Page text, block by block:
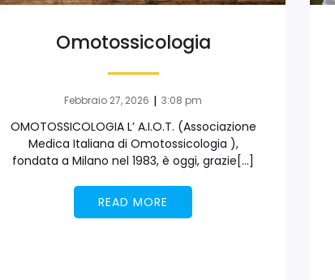
Omotossicologia
Febbraio 27, 2026 | 3:08 pm
OMOTOSSICOLOGIA L’ A.I.O.T. (Associazione
Medica Italiana di Omotossicologia ),
fondata a Milano nel 1983, è oggi, grazie[…]
READ MORE